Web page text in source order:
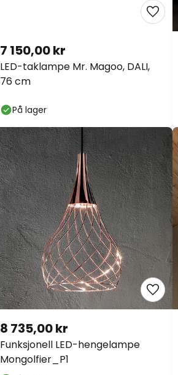
LED-taklampe Mr. Magoo, DALI,
76 cm
7 150,00 kr
På lager
Funksjonell LED-hengelampe
Mongolfier_P1
8 735,00 kr